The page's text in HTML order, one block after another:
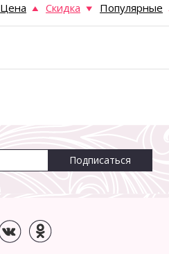
Цена Скидка Популярные
Подписаться